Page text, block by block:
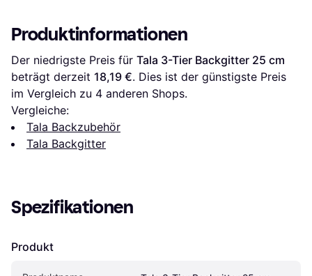
Produktinformationen
Der niedrigste Preis für Tala 3-Tier Backgitter 25 cm
beträgt derzeit 18,19 €. Dies ist der günstigste Preis
im Vergleich zu 4 anderen Shops.
Vergleiche:
Tala Backzubehör
Tala Backgitter
Spezifikationen
Produkt